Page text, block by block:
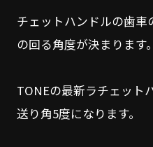
チェットハンドルの歯車
の回る角度が決まります。
TONEの最新ラチェット
送り角5度になります。